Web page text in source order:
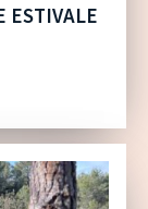
ESTIVALE